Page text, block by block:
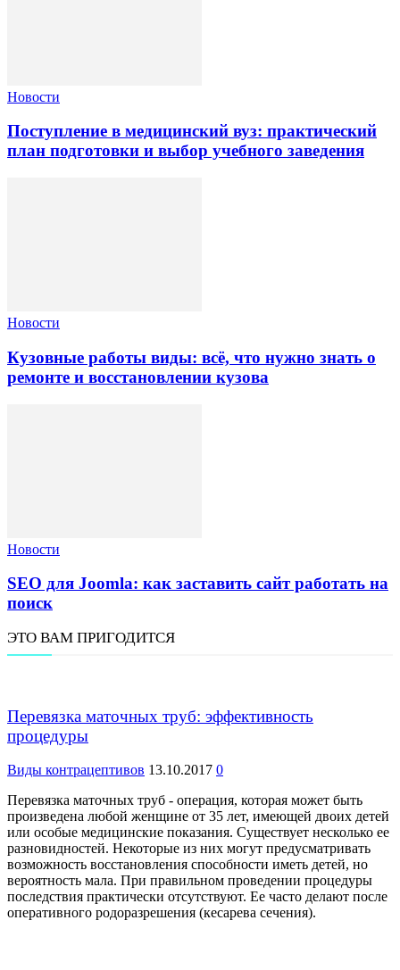
Новости
Поступление в медицинский вуз: практический
план подготовки и выбор учебного заведения
Новости
Кузовные работы виды: всё, что нужно знать о
ремонте и восстановлении кузова
Новости
SEO для Joomla: как заставить сайт работать на
поиск
ЭТО ВАМ ПРИГОДИТСЯ
Перевязка маточных труб: эффективность
процедуры
Виды контрацептивов 13.10.2017 0
Перевязка маточных труб - операция, которая может быть
произведена любой женщине от 35 лет, имеющей двоих детей
или особые медицинские показания. Существует несколько ее
разновидностей. Некоторые из них могут предусматривать
возможность восстановления способности иметь детей, но
вероятность мала. При правильном проведении процедуры
последствия практически отсутствуют. Ее часто делают после
оперативного родоразрешения (кесарева сечения).